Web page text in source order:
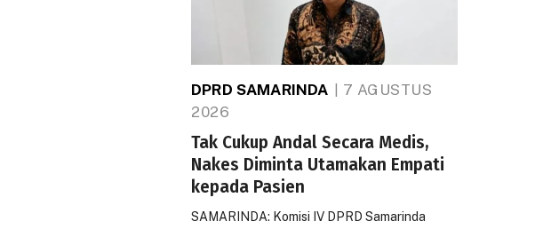
DPRD SAMARINDA
7 AGUSTUS
2026
Tak Cukup Andal Secara Medis,
Nakes Diminta Utamakan Empati
kepada Pasien
SAMARINDA: Komisi IV DPRD Samarinda